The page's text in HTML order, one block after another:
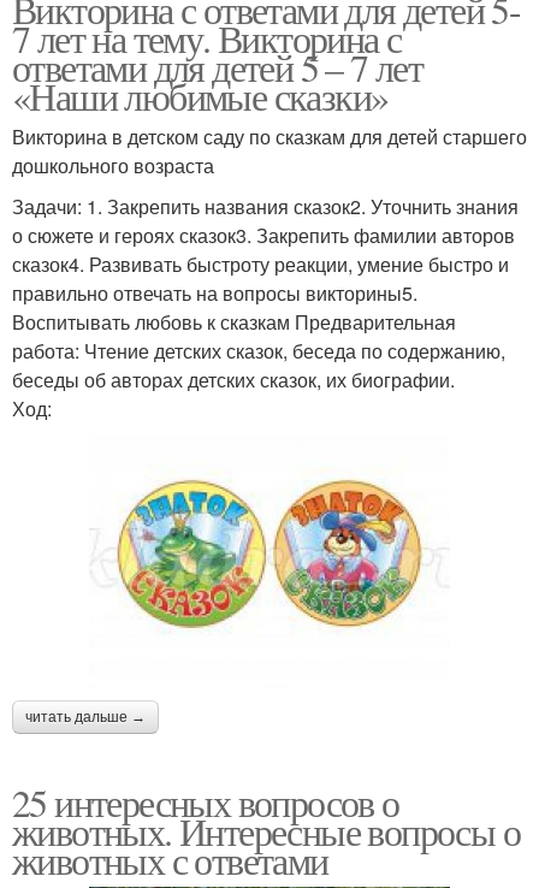
7 лет на тему. Викторина с
ответами для детей 5 – 7 лет
«Наши любимые сказки»
Викторина в детском саду по сказкам для детей старшего
дошкольного возраста
Задачи: 1. Закрепить названия сказок2. Уточнить знания
о сюжете и героях сказок3. Закрепить фамилии авторов
сказок4. Развивать быстроту реакции, умение быстро и
правильно отвечать на вопросы викторины5.
Воспитывать любовь к сказкам Предварительная
работа: Чтение детских сказок, беседа по содержанию,
беседы об авторах детских сказок, их биографии.
Ход:
читать дальше →
25 интересных вопросов о
животных. Интересные вопросы о
животных с ответами